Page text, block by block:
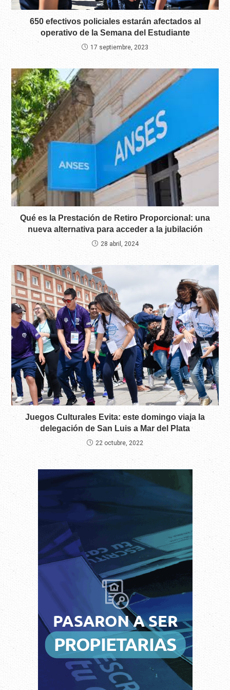
650 efectivos policiales estarán afectados al
operativo de la Semana del Estudiante
17 septiembre, 2023
Qué es la Prestación de Retiro Proporcional: una
nueva alternativa para acceder a la jubilación
28 abril, 2024
Juegos Culturales Evita: este domingo viaja la
delegación de San Luis a Mar del Plata
22 octubre, 2022